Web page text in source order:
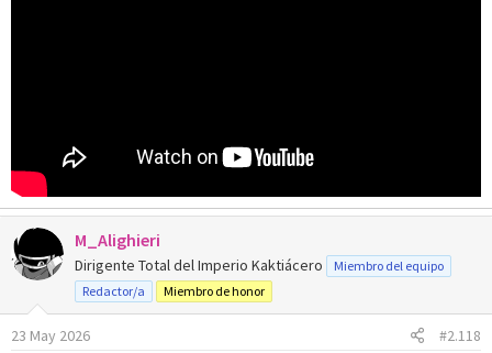
M_Alighieri
Dirigente Total del Imperio Kaktiácero
Miembro del equipo
Redactor/a
Miembro de honor
23 May 2026 #2.118